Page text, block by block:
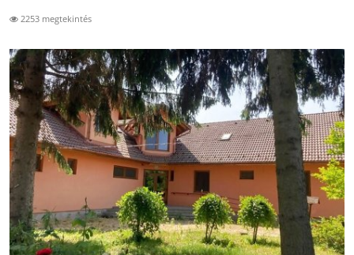
2253 megtekintés